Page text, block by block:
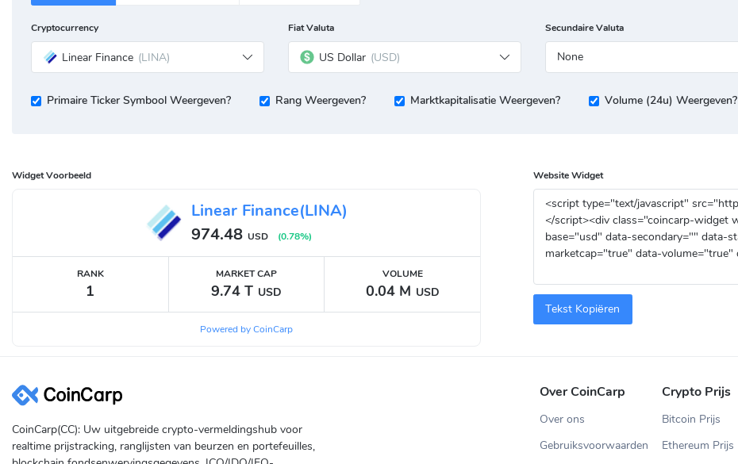
Cryptocurrency
Linear Finance (LINA)
Fiat Valuta
US Dollar (USD)
Secundaire Valuta
None
Primaire Ticker Symbool Weergeven? Rang Weergeven? Marktkapitalisatie Weergeven? Volume (24u) Weergeven?
Widget Voorbeeld
Linear Finance(LINA)
974.48 USD (0.78%)
RANK
1
MARKET CAP
9.74 T USD
VOLUME
0.04 M USD
Powered by CoinCarp
Website Widget
Tekst Kopiëren
CoinCarp(CC): Uw uitgebreide crypto-vermeldingshub voor
realtime prijstracking, ranglijsten van beurzen en portefeuilles,
Over CoinCarp
Over ons
Gebruiksvoorwaarden
Crypto Prijs
Bitcoin Prijs
Ethereum Prijs